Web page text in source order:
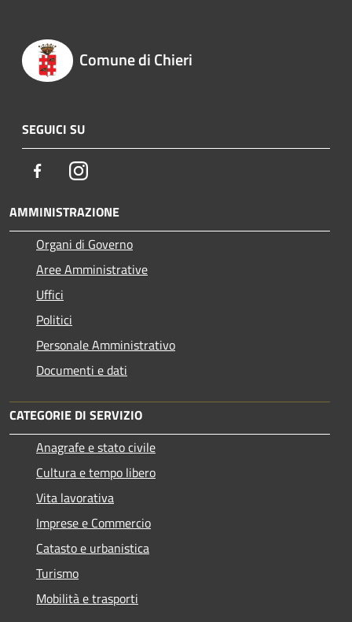
Comune di Chieri
SEGUICI SU
FacebookInstagram
AMMINISTRAZIONE
Organi di Governo
Aree Amministrative
Uffici
Politici
Personale Amministrativo
Documenti e dati
CATEGORIE DI SERVIZIO
Anagrafe e stato civile
Cultura e tempo libero
Vita lavorativa
Imprese e Commercio
Catasto e urbanistica
Turismo
Mobilità e trasporti